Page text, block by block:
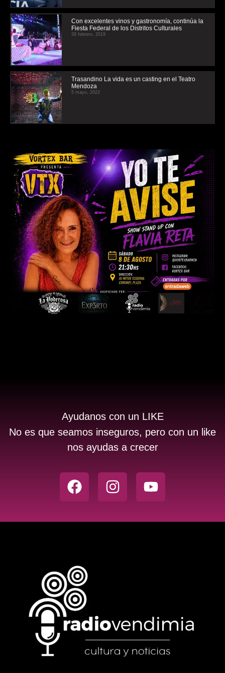
Con excelentes vinos y gastronomía, continúa la
Fiesta Federal de los Distritos Culturales
28 febrero, 2019
Trasandino La vida es un casting en el Teatro
Mendoza
5 mayo, 2022
Ayudanos con un LIKE
No es que seamos inseguros, pero con un like
nos ayudas a crecer